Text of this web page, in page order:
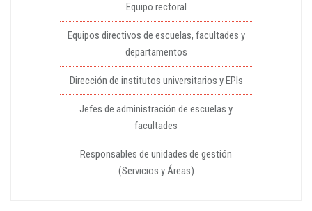
Equipo rectoral
Equipos directivos de escuelas, facultades y
departamentos
Dirección de institutos universitarios y EPIs
Jefes de administración de escuelas y
facultades
Responsables de unidades de gestión
(Servicios y Áreas)